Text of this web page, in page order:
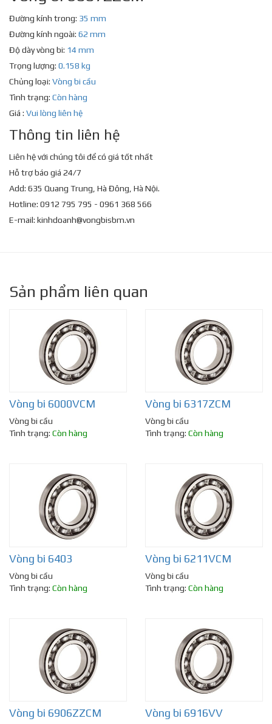
Đường kính trong: 35 mm
Đường kính ngoài: 62 mm
Độ dày vòng bi: 14 mm
Trọng lượng: 0.158 kg
Chủng loại: Vòng bi cầu
Tình trạng: Còn hàng
Giá : Vui lòng liên hệ
Thông tin liên hệ
Liên hệ với chúng tôi để có giá tốt nhất
Hỗ trợ báo giá 24/7
Add: 635 Quang Trung, Hà Đông, Hà Nội.
Hotline: 0912 795 795 - 0961 368 566
E-mail: kinhdoanh@vongbisbm.vn
Sản phẩm liên quan
Vòng bi 6000VCM
Vòng bi cầu
Tình trạng: Còn hàng
Vòng bi 6317ZCM
Vòng bi cầu
Tình trạng: Còn hàng
Vòng bi 6403
Vòng bi cầu
Tình trạng: Còn hàng
Vòng bi 6211VCM
Vòng bi cầu
Tình trạng: Còn hàng
Vòng bi 6906ZZCM Vòng bi 6916VV